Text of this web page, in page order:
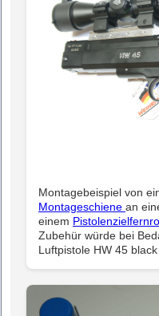
Montagebeispiel von
Montageschiene an
einem
Zubehür würde bei
Luftpistole HW 45 black